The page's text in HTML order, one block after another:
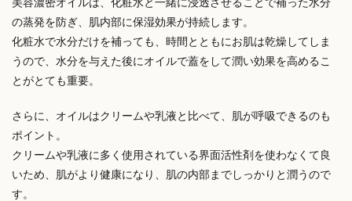
の蒸発を防ぎ、肌内部に保湿効果が持続します。
化粧水で水分だけを補っても、時間とともにお肌は乾燥してしま
うので、水分を与えた後にオイルで蓋をして潤い効果を高めるこ
とがとても重要。
さらに、オイルはクリームや乳液と比べて、肌が呼吸できるのも
ポイント。
クリームや乳液に多く使用されている界面活性剤を使わなくて良
いため、肌がより健康になり、肌の内部までしっかりと潤うので
す。